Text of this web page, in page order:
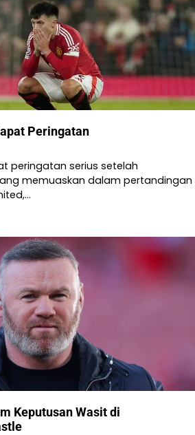
Peringatan
peringatan serius setelah
memuaskan dalam pertandingan
Keputusan Wasit di